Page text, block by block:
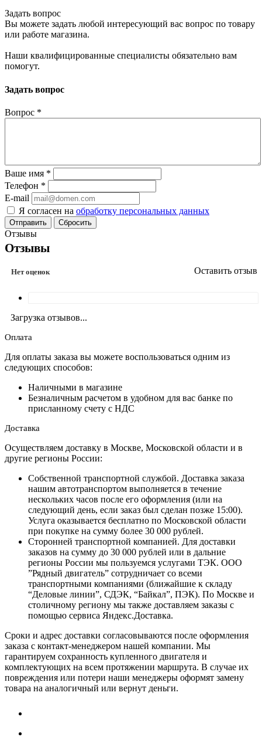
Задать вопрос
Вы можете задать любой интересующий вас вопрос по товару
или работе магазина.
Наши квалифицированные специалисты обязательно вам
помогут.
Задать вопрос
Вопрос *
Ваше имя *
Телефон *
E-mail
Я согласен на обработку персональных данных
Сбросить
Отзывы
Отзывы
Нет оценок Оставить отзыв
Загрузка отзывов...
Оплата
Для оплаты заказа вы можете воспользоваться одним из
следующих способов:
Наличными в магазине
Безналичным расчетом в удобном для вас банке по
присланному счету с НДС
Доставка
Осуществляем доставку в Москве, Московской области и в
другие регионы России:
Собственной транспортной службой. Доставка заказа
нашим автотранспортом выполняется в течение
нескольких часов после его оформления (или на
следующий день, если заказ был сделан позже 15:00).
Услуга оказывается бесплатно по Московской области
при покупке на сумму более 30 000 рублей.
Сторонней транспортной компанией. Для доставки
заказов на сумму до 30 000 рублей или в дальние
регионы России мы пользуемся услугами ТЭК. ООО
”Рядный двигатель” сотрудничает со всеми
транспортными компаниями (ближайшие к складу
“Деловые линии”, СДЭК, “Байкал”, ПЭК). По Москве и
столичному региону мы также доставляем заказы с
помощью сервиса Яндекс.Доставка.
Сроки и адрес доставки согласовываются после оформления
заказа с контакт-менеджером нашей компании. Мы
гарантируем сохранность купленного двигателя и
комплектующих на всем протяжении маршрута. В случае их
повреждения или потери наши менеджеры оформят замену
товара на аналогичный или вернут деньги.